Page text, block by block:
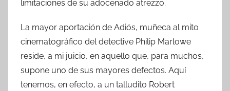
limitaciones de su adocenado atrezzo.
La mayor aportación de Adiós, muñeca al mito
cinematográfico del detective Philip Marlowe
reside, a mi juicio, en aquello que, para muchos,
supone uno de sus mayores defectos. Aquí
tenemos, en efecto, a un talludito Robert